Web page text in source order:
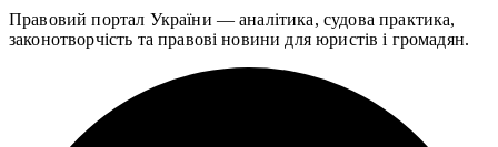
Правовий портал України — аналітика, судова практика,
законотворчість та правові новини для юристів і громадян.